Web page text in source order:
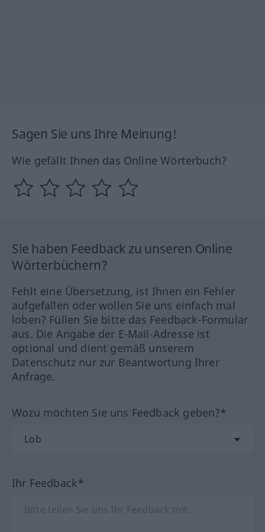
Sagen Sie uns Ihre Meinung!
Wie gefällt Ihnen das Online Wörterbuch?
Sie haben Feedback zu unseren Online
Wörterbüchern?
Fehlt eine Übersetzung, ist Ihnen ein Fehler
aufgefallen oder wollen Sie uns einfach mal
loben? Füllen Sie bitte das Feedback-Formular
aus. Die Angabe der E-Mail-Adresse ist
optional und dient gemäß unserem
Datenschutz nur zur Beantwortung Ihrer
Anfrage.
Wozu möchten Sie uns Feedback geben?*
Ihr Feedback*